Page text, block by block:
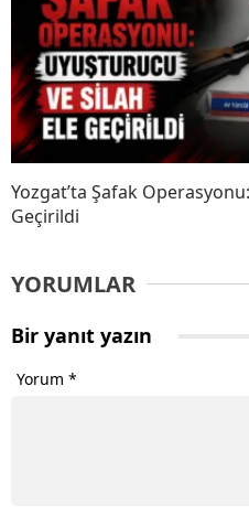
Yozgat’ta Şafak
Geçirildi
YORUMLAR
Bir yanıt yazın
Yorum *